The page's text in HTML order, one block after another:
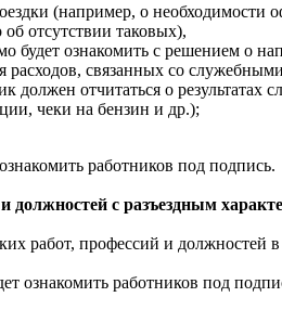
(например, о
отсутствии таковых),
будет ознакомить с решением о
связанных со
должен отчитаться о
чеки на бензин и др.);
работников под подпись.
должностей с разъездным
работ, профессий и
ознакомить работников под